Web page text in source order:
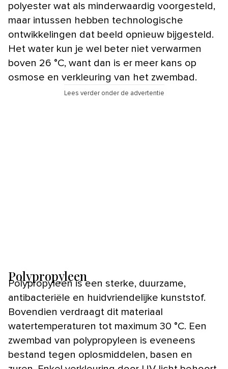
polyester wat als minderwaardig voorgesteld,
maar intussen hebben technologische
ontwikkelingen dat beeld opnieuw bijgesteld.
Het water kun je wel beter niet verwarmen
boven 26 °C, want dan is er meer kans op
osmose en verkleuring van het zwembad.
Lees verder onder de advertentie
Polypropyleen
Polypropyleen is een sterke, duurzame,
antibacteriële en huidvriendelijke kunststof.
Bovendien verdraagt dit materiaal
watertemperaturen tot maximum 30 °C. Een
zwembad van polypropyleen is eveneens
bestand tegen oplosmiddelen, basen en